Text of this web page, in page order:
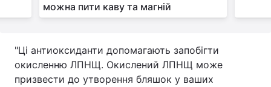
можна пити каву та магній
"Ці антиоксиданти допомагають запобігти
окисленню ЛПНЩ. Окислений ЛПНЩ може
призвести до утворення бляшок у ваших